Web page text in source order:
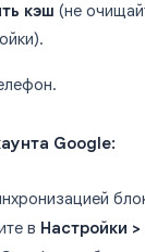
кэш (не
Google:
в Настройки